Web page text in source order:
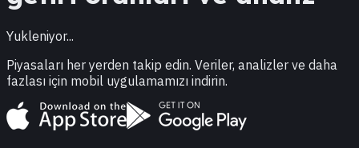
Yukleniyor...
Piyasaları her yerden takip edin. Veriler, analizler ve daha
fazlası için mobil uygulamamızı indirin.